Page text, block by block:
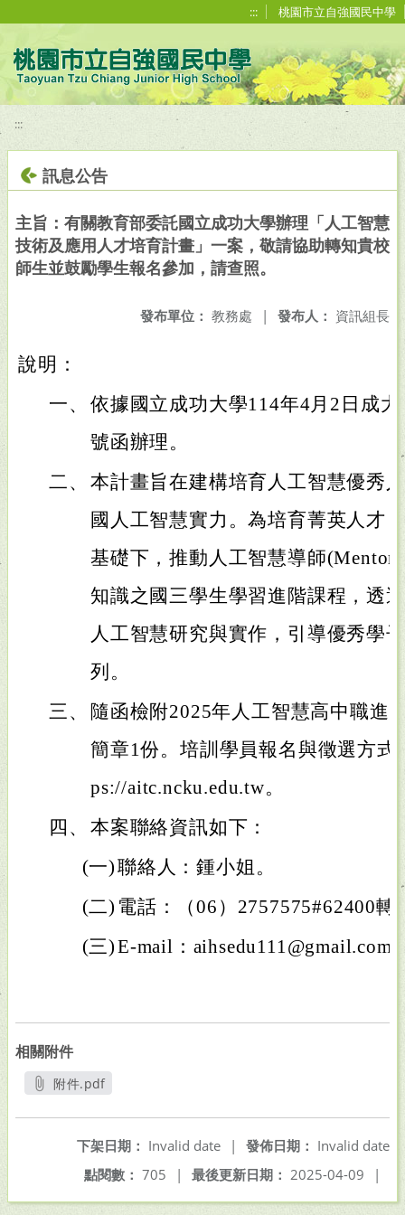
::: 桃園市立自強國民中學
:::
訊息公告
主旨：有關教育部委託國立成功大學辦理「人工智慧
技術及應用人才培育計畫」一案，敬請協助轉知貴校
師生並鼓勵學生報名參加，請查照。
發布人： 資訊組長
發布單位： 教務處 |
說明：
一、 依據國立成功大學114年4月2日成
號函辦理。
二、 本計畫旨在建構培育人工智慧優秀
國人工智慧實力。為培育菁英人才
基礎下，推動人工智慧導師
知識之國三學生學習進階課程，透
人工智慧研究與實作，引導優秀學
列。
三、
隨函檢附2025年人工智慧高中職進
簡章1份。培訓學員報名與徵選方
ps://aitc.ncku.edu.tw。
四、 本案聯絡資訊如下：
(一)聯絡人：鍾小姐。
(二) 電話：（06）2757575#62400轉
(三)E-mail：aihsedu111@gmail.com
相關附件
附件.pdf
發佈日期： Invalid date
下架日期： Invalid date
|
最後更新日期： 2025-04-09 |
點閱數： 705 |